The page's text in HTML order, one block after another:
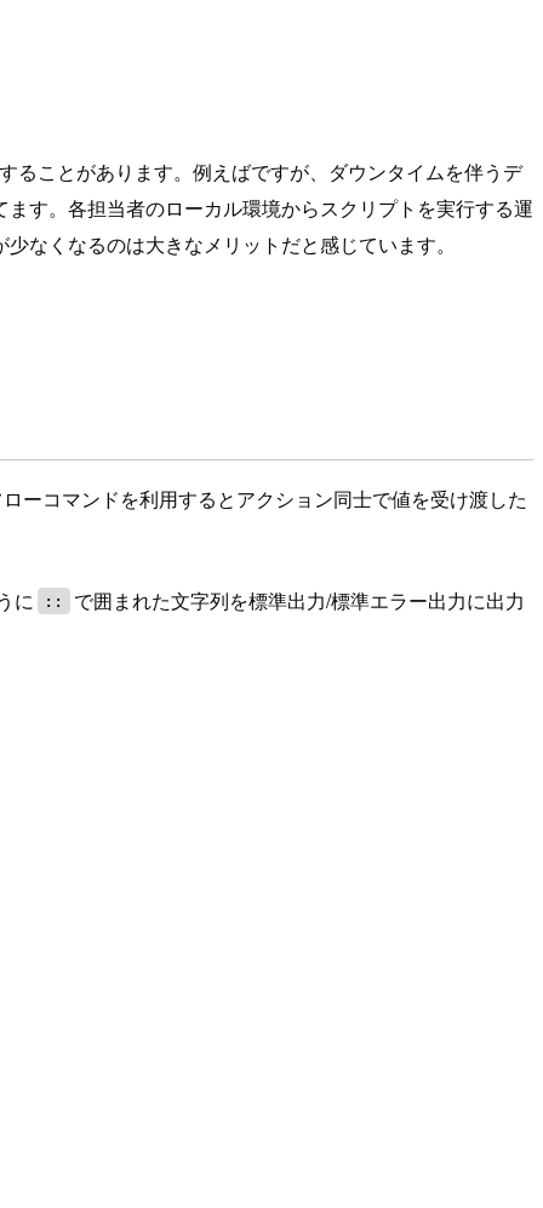
ることがあります。例えばですが、ダウンタイムを伴うデ
す。各担当者のローカル環境からスクリプトを実行する運
なくなるのは大きなメリットだと感じています。
ーコマンドを利用するとアクション同士で値を受け渡した
に ::
で囲まれた文字列を標準出力/標準エラー出力に出力